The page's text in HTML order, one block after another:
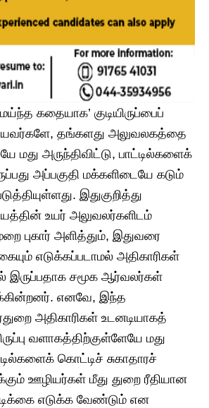
கதையாக’ குடியிருப்பைப்
தங்களது அலுவலகத்தை
மது அருந்திவிட்டு, பாட்டில்களைக்
அப்பகுதி மக்களிடையே கடும்
​இதுகுறித்து
உயர் அலுவலர்களிடம்
புகார் அளித்தும், இதுவரை
எடுக்கப்படாமல் அதிகாரிகள்
சமூக ஆர்வலர்கள்
​எனவே, இந்த
அதிகாரிகள் உடனடியாகத்
வளாகத்திற்குள்ளேயே மது
கொட்டிச் சுகாதாரச்
ஊழியர்கள் மீது துறை ரீதியான
எடுக்க வேண்டும் என